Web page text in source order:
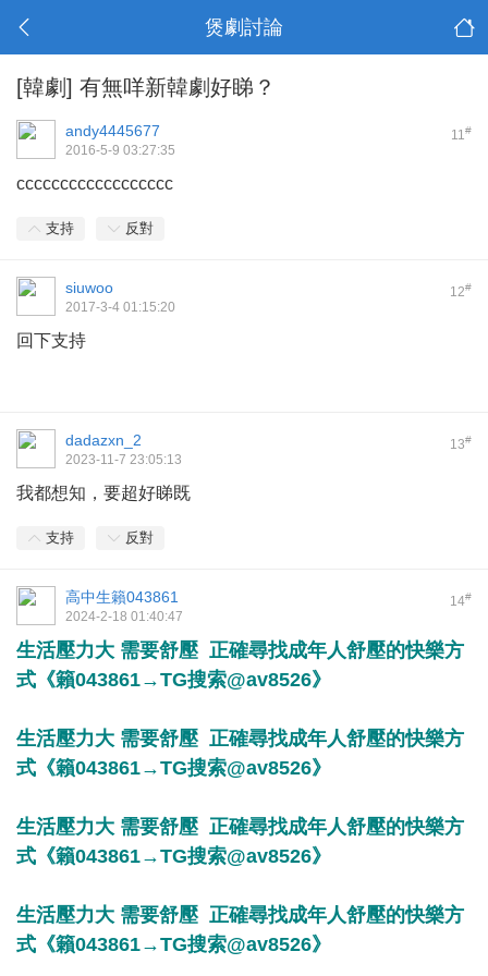
煲劇討論
[韓劇] 有無咩新韓劇好睇？
11#
andy4445677
2016-5-9 03:27:35
cccccccccccccccccc
支持 反對
12#
siuwoo
2017-3-4 01:15:20
回下支持
13#
dadazxn_2
2023-11-7 23:05:13
我都想知，要超好睇既
支持 反對
14#
高中生籟043861
2024-2-18 01:40:47
生活壓力大 需要舒壓 正確尋找成年人舒壓的快樂方
式《籟043861→TG搜索@av8526》
生活壓力大 需要舒壓 正確尋找成年人舒壓的快樂方
式《籟043861→TG搜索@av8526》
生活壓力大 需要舒壓 正確尋找成年人舒壓的快樂方
式《籟043861→TG搜索@av8526》
生活壓力大 需要舒壓 正確尋找成年人舒壓的快樂方
式《籟043861→TG搜索@av8526》